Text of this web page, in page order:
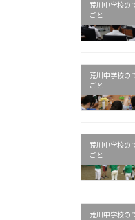
荒川中学校の
ごと
荒川中学校の
ごと
荒川中学校の
ごと
荒川中学校の